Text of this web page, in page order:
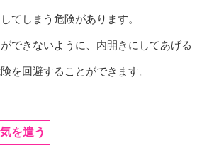
てしまう危険があります。
できないように、内開きにしてあげる
を回避することができます。
を遣う